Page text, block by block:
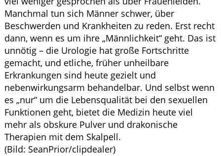
Manchmal tun sich Männer schwer, über
Beschwerden und Krankheiten zu reden. Erst recht
dann, wenn es um ihre „Männlichkeit“ geht. Das ist
unnötig – die Urologie hat große Fortschritte
gemacht, und etliche, früher unheilbare
Erkrankungen sind heute gezielt und
nebenwirkungsarm behandelbar. Und selbst wenn
es „nur“ um die Lebensqualität bei den sexuellen
Funktionen geht, bietet die Medizin heute viel
mehr als obskure Pulver und drakonische
Therapien mit dem Skalpell.
(Bild: SeanPrior/clipdealer)